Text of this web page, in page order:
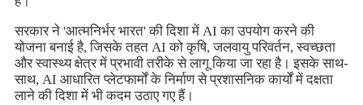
सरकार ने 'आत्मनिर्भर भारत' की दिशा में AI का उपयोग करने की
योजना बनाई है, जिसके तहत AI को कृषि, जलवायु परिवर्तन, स्वच्छता
और स्वास्थ्य क्षेत्र में प्रभावी तरीके से लागू किया जा रहा है। इसके साथ-
साथ, AI आधारित प्लेटफार्मों के निर्माण से प्रशासनिक कार्यों में दक्षता
लाने की दिशा में भी कदम उठाए गए हैं।